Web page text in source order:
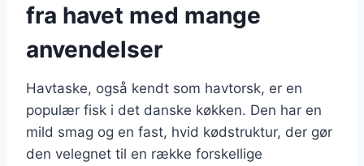
fra havet med mange
anvendelser
Havtaske, også kendt som havtorsk, er en
populær fisk i det danske køkken. Den har en
mild smag og en fast, hvid kødstruktur, der gør
den velegnet til en række forskellige